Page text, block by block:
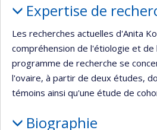
Expertise de
Les recherches actuelles d'Anita
compréhension de l'étiologie et de
programme de recherche se
l'ovaire, à partir de deux études,
témoins ainsi qu'une étude de
Biographie